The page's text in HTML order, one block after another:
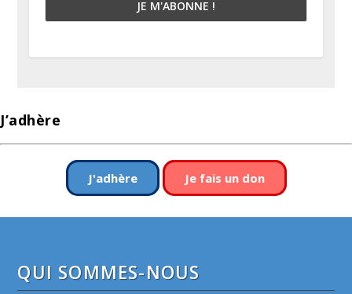
J’adhère
J'adhère Je fais un don
QUI SOMMES-NOUS